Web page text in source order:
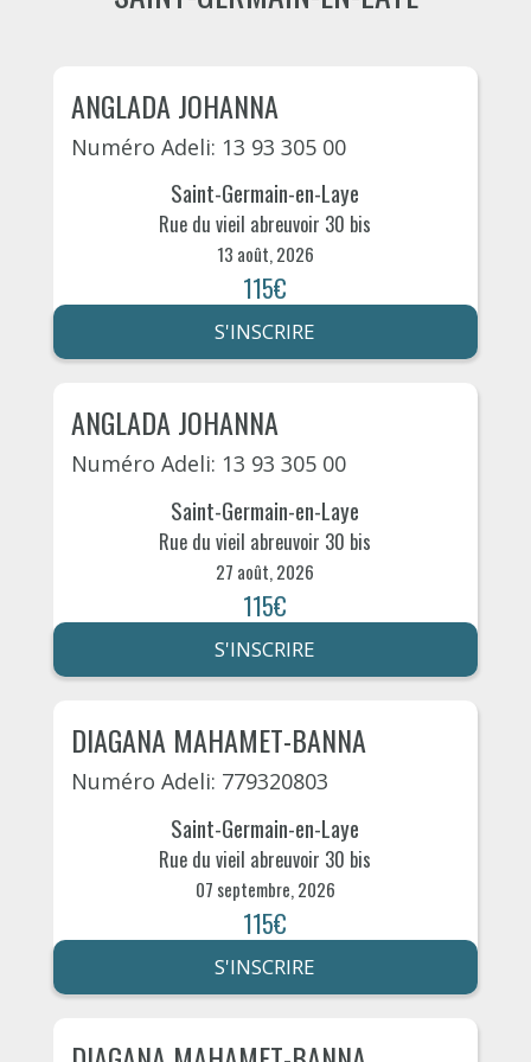
ANGLADA JOHANNA
Numéro Adeli: 13 93 305 00
Saint-Germain-en-Laye
Rue du vieil abreuvoir 30 bis
13 août, 2026
115€
S'INSCRIRE
ANGLADA JOHANNA
Numéro Adeli: 13 93 305 00
Saint-Germain-en-Laye
Rue du vieil abreuvoir 30 bis
27 août, 2026
115€
S'INSCRIRE
DIAGANA MAHAMET-BANNA
Numéro Adeli: 779320803
Saint-Germain-en-Laye
Rue du vieil abreuvoir 30 bis
07 septembre, 2026
115€
S'INSCRIRE